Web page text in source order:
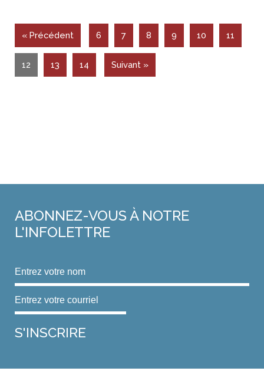
« Précédent 6 7 8 9 10 11
12 13 14 Suivant »
ABONNEZ-VOUS À NOTRE
L'INFOLETTRE